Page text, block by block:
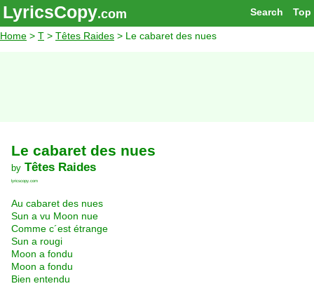
Top
Search
LyricsCopy.com
Home > T > Têtes Raides > Le cabaret des nues
Le cabaret des nues
by Têtes Raides
lyricscopy.com
Au cabaret des nues
Sun a vu Moon nue
Comme c´est étrange
Sun a rougi
Moon a fondu
Moon a fondu
Bien entendu